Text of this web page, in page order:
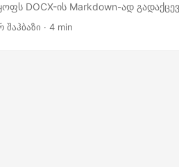
DOCX-ის Markdown-ად
შაჰბაზი · 4 min